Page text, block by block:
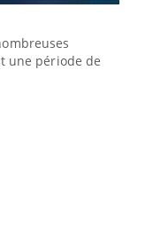
une période de